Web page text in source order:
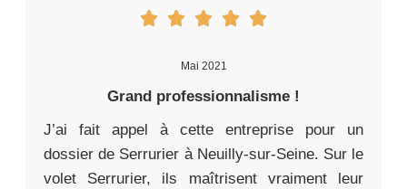
Mai 2021
Grand professionnalisme !
J’ai fait appel à cette entreprise pour un
dossier de Serrurier à Neuilly-sur-Seine. Sur le
volet Serrurier, ils maîtrisent vraiment leur